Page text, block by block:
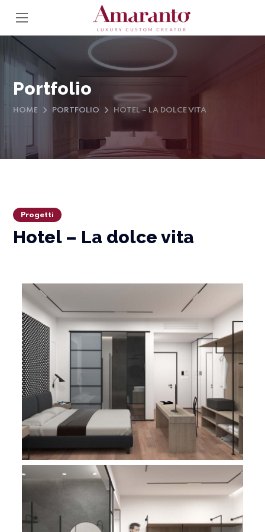
Portfolio
HOME PORTFOLIO HOTEL – LA DOLCE VITA
Progetti
Hotel – La dolce vita